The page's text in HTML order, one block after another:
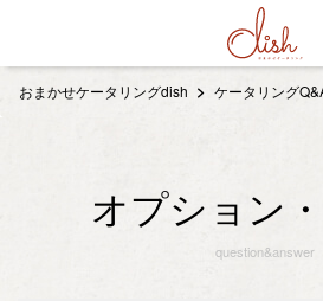
おまかせケータリングdish ケータリング
オプション
question&answer